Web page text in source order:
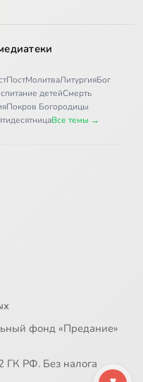
ПостМолитваЛитургияБог
детейСмерть
Покров Богородицы
Все темы →
фонд «Предание»
ГК РФ. Без налога